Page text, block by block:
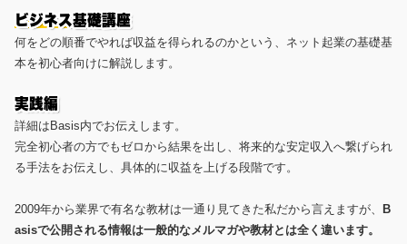
ビジネス基礎講座
何をどの順番でやれば収益を得られるのかという、ネット起業の基礎基
本を初心者向けに解説します。
実践編
詳細はBasis内でお伝えします。
完全初心者の方でもゼロから結果を出し、将来的な安定収入へ繋げられ
る手法をお伝えし、具体的に収益を上げる段階です。
2009年から業界で有名な教材は一通り見てきた私だから言えますが、 B
asisで公開される情報は一般的なメルマガや教材とは全く違います。